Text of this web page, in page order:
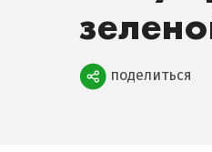
Поделиться
поделиться